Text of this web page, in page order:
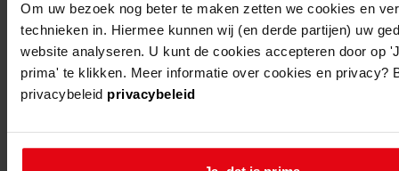
Om uw bezoek nog beter te maken zetten we cookies en
technieken in. Hiermee kunnen wij (en derde partijen) uw
website analyseren. U kunt de cookies accepteren door op
prima' te klikken. Meer informatie over cookies en privacy?
privacybeleid privacybeleid
met
spanbroek
b b 88